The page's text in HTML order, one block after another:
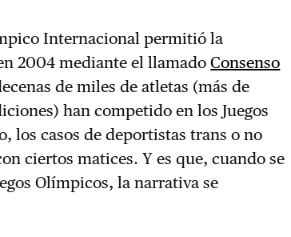
Internacional permitió la
2004 mediante el llamadoConsenso
de miles de atletas (más de
han competido en los Juegos
los casos de deportistas trans o no
ciertos matices. Y es que, cuando se
Olímpicos, la narrativa se